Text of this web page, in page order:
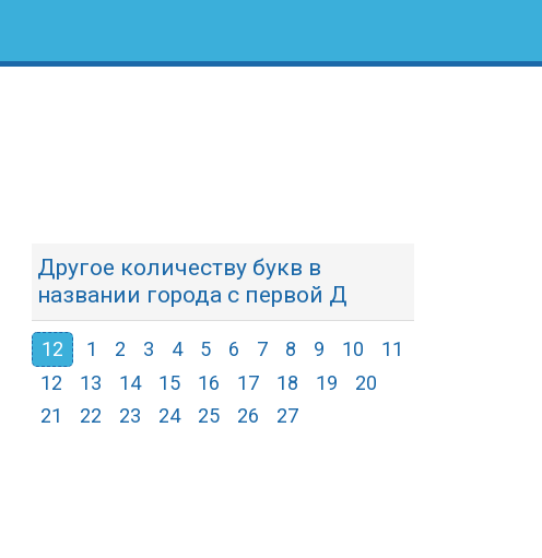
Другое количеству букв в
названии города с первой Д
12 1 2 3 4 5 6 7 8 9 10
11
12
13 14 15 16 17 18 19
20
21
22 23 24 25 26 27